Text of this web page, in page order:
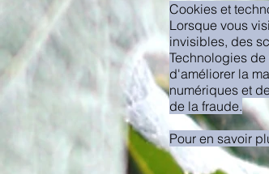
Cookies et
Lorsque vous
invisibles, des
Technologies
d'améliorer la
numériques et
de la fraude.
Pour en savoir